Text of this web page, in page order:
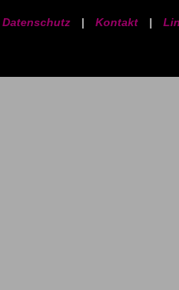
Datenschutz | Kontakt |